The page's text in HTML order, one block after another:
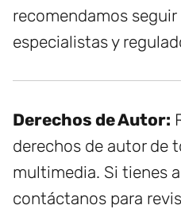
recomendamos
especialistas y
Derechos de Autor:
derechos de autor de
multimedia. Si tienes
contáctanos para